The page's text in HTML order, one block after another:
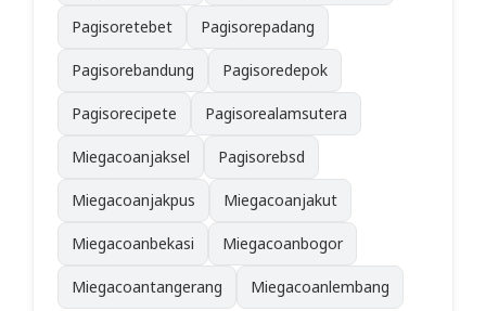
Pagisoretebet Pagisorepadang
Pagisorebandung Pagisoredepok
Pagisorecipete Pagisorealamsutera
Miegacoanjaksel Pagisorebsd
Miegacoanjakpus Miegacoanjakut
Miegacoanbekasi Miegacoanbogor
Miegacoantangerang Miegacoanlembang